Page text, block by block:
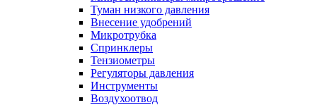
Туман низкого давления
Внесение удобрений
Микротрубка
Спринклеры
Тензиометры
Регуляторы давления
Инструменты
Воздухоотвод